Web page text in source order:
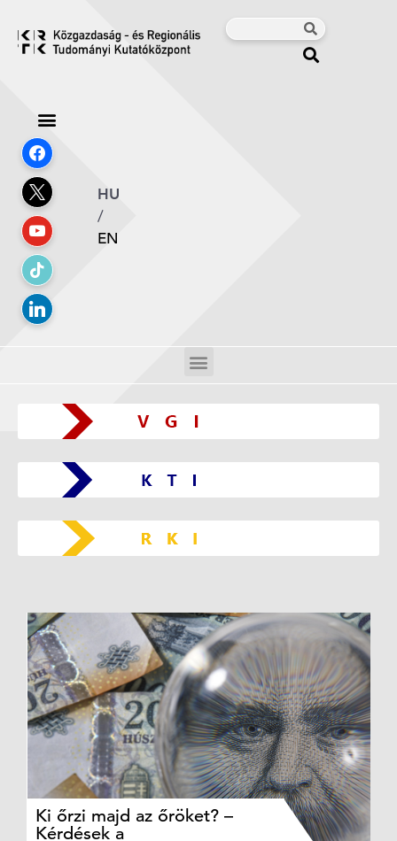
HU
/
EN
Ki őrzi majd az őröket? –
Kérdések a